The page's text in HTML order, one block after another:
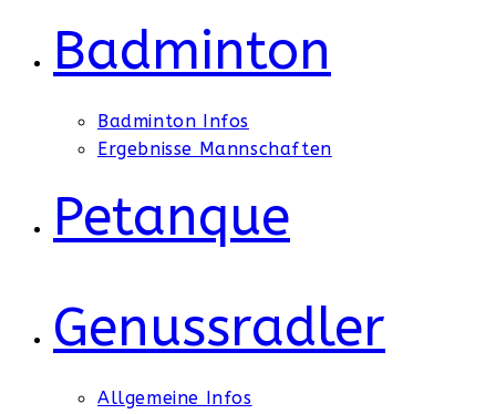
Badminton
Badminton Infos
Ergebnisse Mannschaften
Petanque
Genussradler
Allgemeine Infos